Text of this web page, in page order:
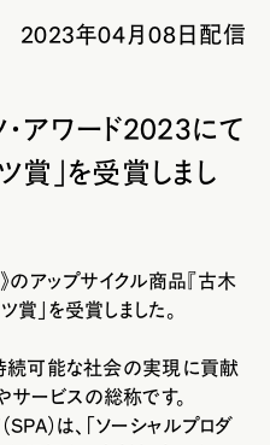
2023年04月08日配信
アワード2023にて
賞」を受賞しまし
のアップサイクル商品『古木
賞」 を受賞しました。
持続可能な社会の実現に貢献
サービスの総称です。
SPA）は、「ソーシャルプロダ